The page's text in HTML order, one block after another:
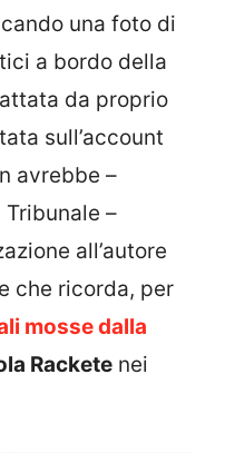
una foto di
a bordo della
da proprio
sull’account
avrebbe –
–
all’autore
che ricorda, per
mosse dalla
Rackete nei